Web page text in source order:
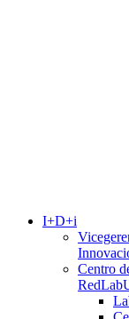
I+D+i
Centro